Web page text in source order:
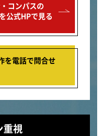
コンパスの
公式HPで見る
を電話で問合せ
重視